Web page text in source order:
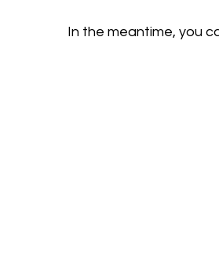
In the meantime, you